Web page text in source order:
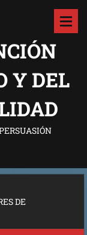
Y DEL
DE